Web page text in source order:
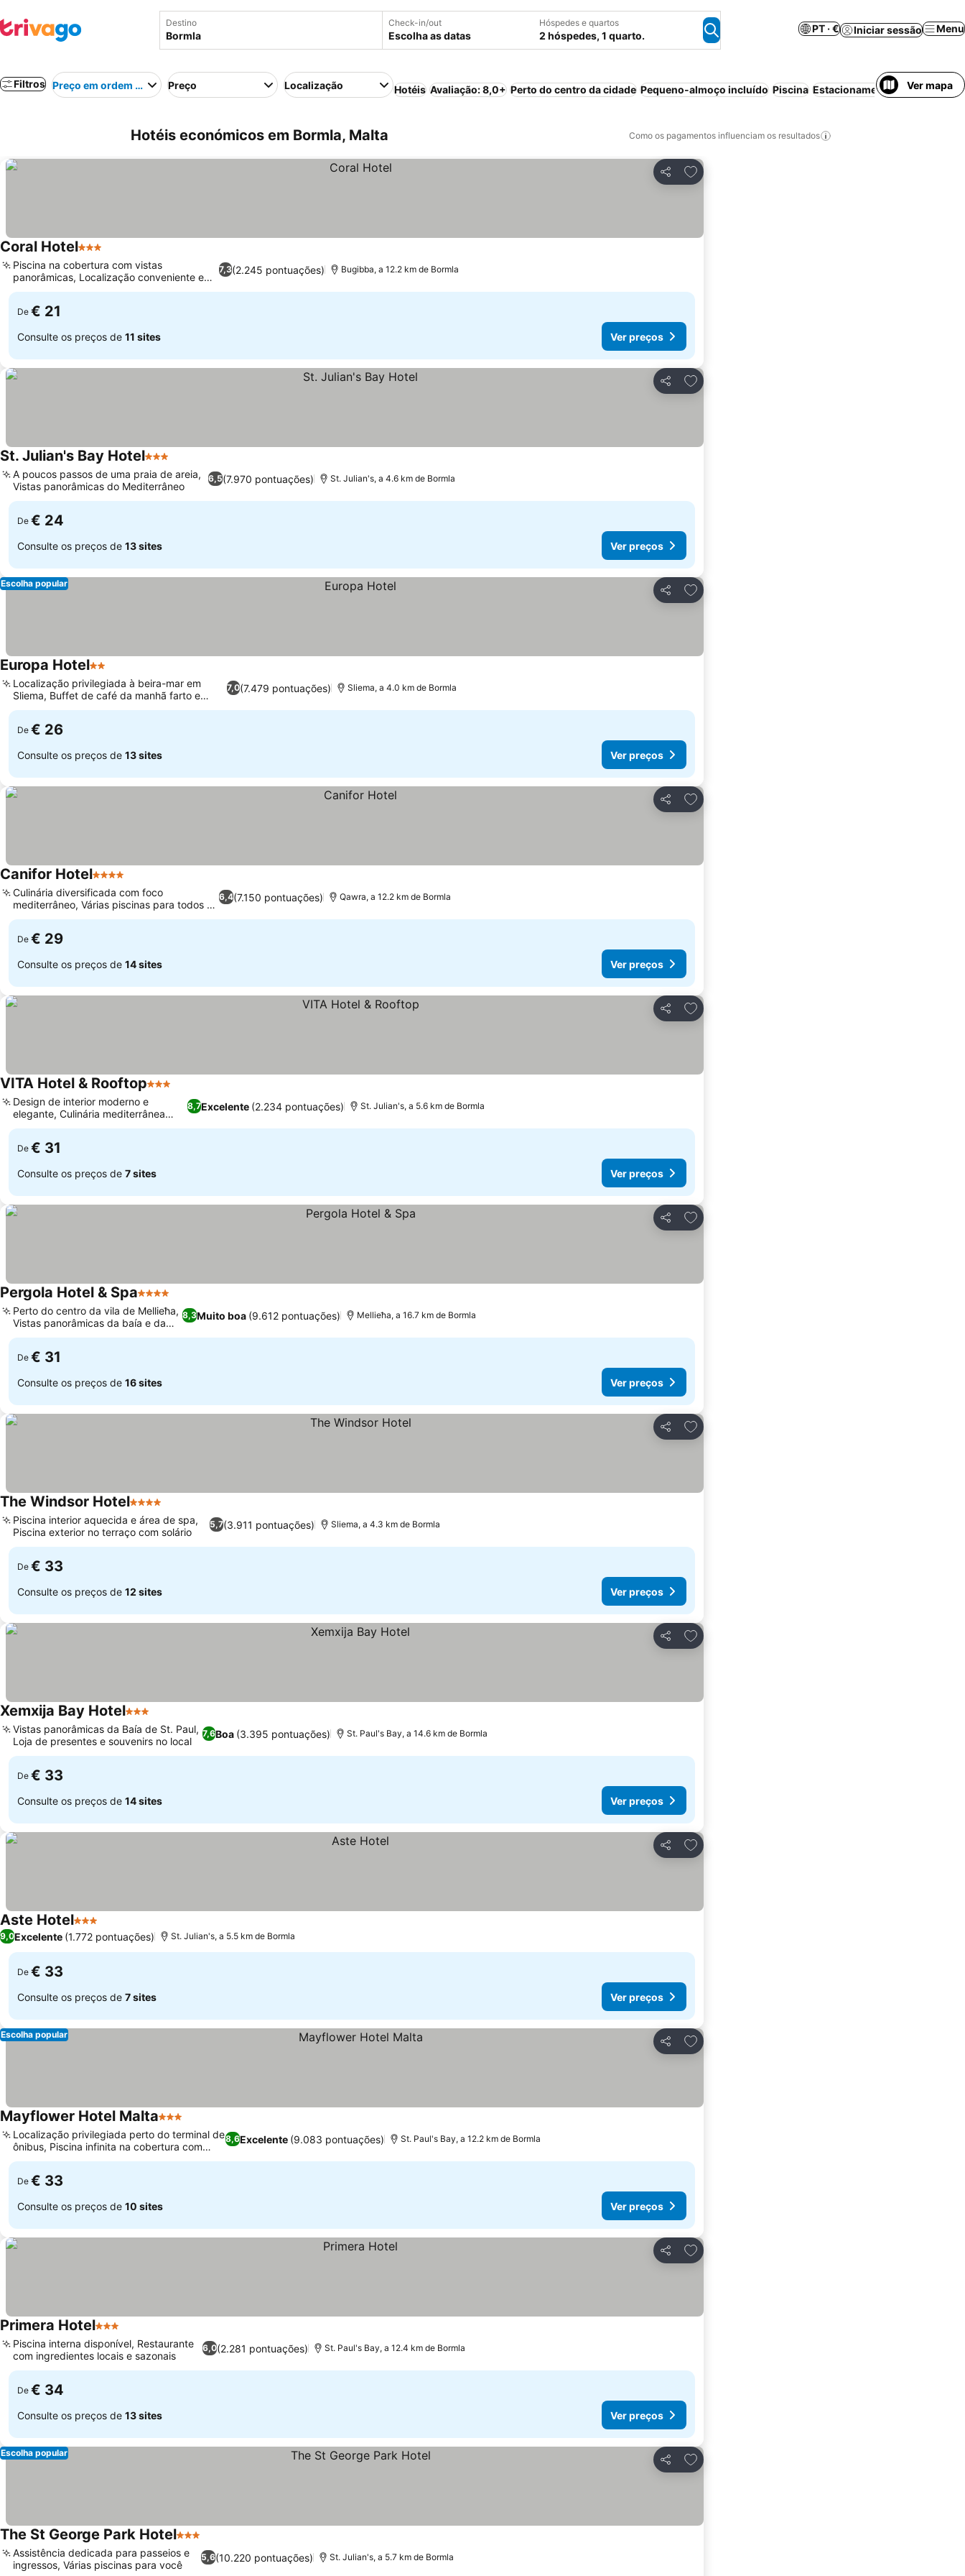
Destino Check-in/out
Escolha as datas
Hóspedes e quartos
2 hóspedes, 1 quarto.
PT · € Iniciar sessão Menu
Filtros Preço em ordem crescentePreço Localização Hotéis Avaliação: 8,0+ Perto do centro da cidade Pequeno-almoço incluído Piscina Estacionamento Praia
Ver mapa
Hotéis económicos em Bormla, Malta Como os pagamentos influenciam os resultados
Partilhar
Adicionar aos favoritos
Coral Hotel3 Estrelas
7,3(2.245 pontuações)
Piscina na cobertura com vistas
panorâmicas, Localização conveniente em
Bugibba
Bugibba, a 12.2 km de Bormla
De € 21
Consulte os preços de 11 sites Ver preços
Partilhar
Adicionar aos favoritos
St. Julian's Bay Hotel3 Estrelas
6,5(7.970 pontuações)
A poucos passos de uma praia de areia,
Vistas panorâmicas do Mediterrâneo
St. Julian's, a 4.6 km de Bormla
De € 24
Consulte os preços de 13 sites Ver preços
Partilhar
Adicionar aos favoritos
Escolha popular
Europa Hotel2 Estrelas
7,0(7.479 pontuações)
Localização privilegiada à beira-mar em
Sliema, Buffet de café da manhã farto e
variado
Sliema, a 4.0 km de Bormla
De € 26
Consulte os preços de 13 sites Ver preços
Partilhar
Adicionar aos favoritos
Canifor Hotel4 Estrelas
6,4(7.150 pontuações)
Culinária diversificada com foco
mediterrâneo, Várias piscinas para todos os
gostos
Qawra, a 12.2 km de Bormla
De € 29
Consulte os preços de 14 sites Ver preços
Partilhar
Adicionar aos favoritos
VITA Hotel & Rooftop3 Estrelas
8,7Excelente (2.234 pontuações)
Design de interior moderno e
elegante, Culinária mediterrânea
diversificada
St. Julian's, a 5.6 km de Bormla
De € 31
Consulte os preços de 7 sites Ver preços
Partilhar
Adicionar aos favoritos
Pergola Hotel & Spa4 Estrelas
8,3Muito boa (9.612 pontuações)
Perto do centro da vila de Mellieħa,
Vistas panorâmicas da baía e da
ilha
Mellieħa, a 16.7 km de Bormla
De € 31
Consulte os preços de 16 sites Ver preços
Partilhar
Adicionar aos favoritos
The Windsor Hotel4 Estrelas
5,7(3.911 pontuações)
Piscina interior aquecida e área de spa,
Piscina exterior no terraço com solário
Sliema, a 4.3 km de Bormla
De € 33
Consulte os preços de 12 sites Ver preços
Partilhar
Adicionar aos favoritos
Xemxija Bay Hotel3 Estrelas
7,6Boa (3.395 pontuações)
Vistas panorâmicas da Baía de St. Paul,
Loja de presentes e souvenirs no local
St. Paul's Bay, a 14.6 km de Bormla
De € 33
Consulte os preços de 14 sites Ver preços
Partilhar
Adicionar aos favoritos
Aste Hotel3 Estrelas
9,0Excelente (1.772 pontuações) St. Julian's, a 5.5 km de Bormla
De € 33
Consulte os preços de 7 sites Ver preços
Partilhar
Adicionar aos favoritos
Escolha popular
Mayflower Hotel Malta3 Estrelas
8,6Excelente (9.083 pontuações)
Localização privilegiada perto do terminal de
ônibus, Piscina infinita na cobertura com
vista para o mar
St. Paul's Bay, a 12.2 km de Bormla
De € 33
Consulte os preços de 10 sites Ver preços
Partilhar
Adicionar aos favoritos
Primera Hotel3 Estrelas
6,0(2.281 pontuações)
Piscina interna disponível, Restaurante
com ingredientes locais e sazonais
St. Paul's Bay, a 12.4 km de Bormla
De € 34
Consulte os preços de 13 sites Ver preços
Partilhar
Adicionar aos favoritos
Escolha popular
The St George Park Hotel3 Estrelas
5,6(10.220 pontuações)
Assistência dedicada para passeios e
ingressos, Várias piscinas para você
St. Julian's, a 5.7 km de Bormla